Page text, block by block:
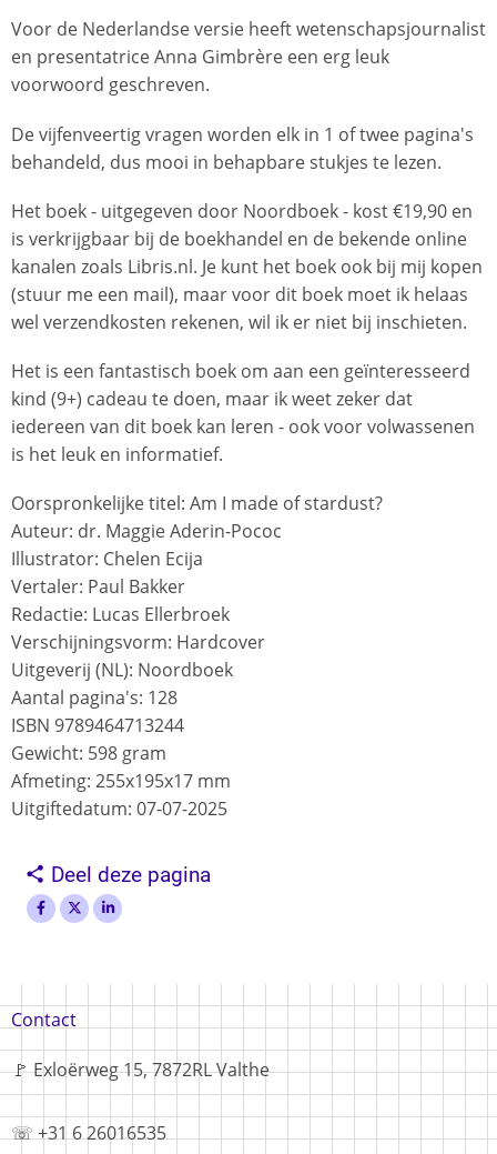
Voor de Nederlandse versie heeft wetenschapsjournalist
en presentatrice Anna Gimbrère een erg leuk
voorwoord geschreven.
De vijfenveertig vragen worden elk in 1 of twee pagina's
behandeld, dus mooi in behapbare stukjes te lezen.
Het boek - uitgegeven door Noordboek - kost €19,90 en
is verkrijgbaar bij de boekhandel en de bekende online
kanalen zoals Libris.nl. Je kunt het boek ook bij mij kopen
(stuur me een mail), maar voor dit boek moet ik helaas
wel verzendkosten rekenen, wil ik er niet bij inschieten.
Het is een fantastisch boek om aan een geïnteresseerd
kind (9+) cadeau te doen, maar ik weet zeker dat
iedereen van dit boek kan leren - ook voor volwassenen
is het leuk en informatief.
Oorspronkelijke titel: Am I made of stardust?
Auteur: dr. Maggie Aderin-Pococ
Illustrator: Chelen Ecija
Vertaler: Paul Bakker
Redactie: Lucas Ellerbroek
Verschijningsvorm: Hardcover
Uitgeverij (NL): Noordboek
Aantal pagina's: 128
ISBN 9789464713244
Gewicht: 598 gram
Afmeting: 255x195x17 mm
Uitgiftedatum: 07-07-2025
Deel deze pagina
Voet
Contact
🚩 Exloërweg 15, 7872RL Valthe
☏ +31 6 26016535